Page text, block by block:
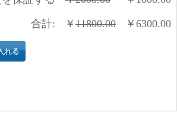
合計: ￥ 11800.00 ￥ 6300.00